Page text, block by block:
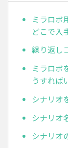
ミラロボ
どこで入
繰り返し
ミラロボ
うすれば
シナリオ
シナリオ
シナリオ